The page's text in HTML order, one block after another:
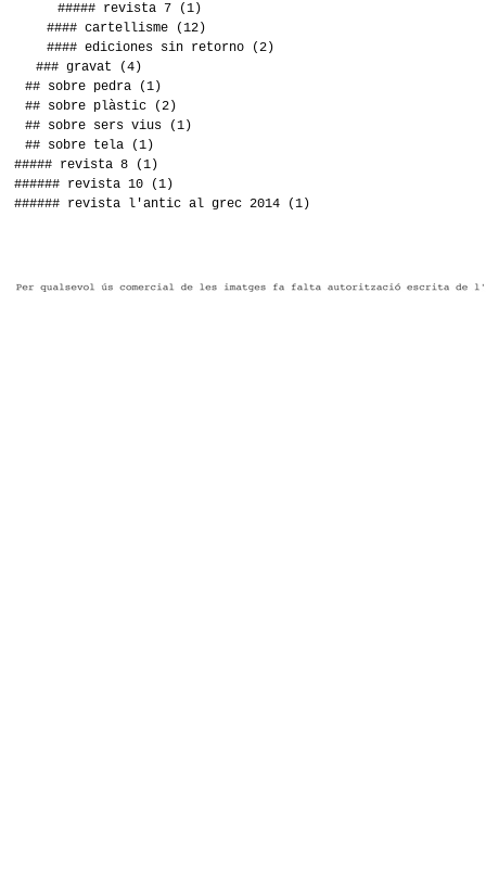
##### revista 7(1)
#### cartellisme(12)
#### ediciones sin retorno(2)
### gravat (4)
## sobre pedra(1)
## sobre plàstic(2)
## sobre sers vius(1)
## sobre tela(1)
##### revista 8(1)
###### revista 10(1)
###### revista l'antic al grec 2014(1)